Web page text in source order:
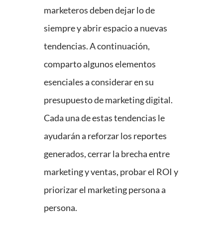
marketeros deben dejar lo de
siempre y abrir espacio a nuevas
tendencias. A continuación,
comparto algunos elementos
esenciales a considerar en su
presupuesto de marketing digital.
Cada una de estas tendencias le
ayudarán a reforzar los reportes
generados, cerrar la brecha entre
marketing y ventas, probar el ROI y
priorizar el marketing persona a
persona.